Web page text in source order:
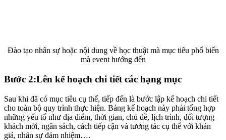
Đào tạo nhân sự hoặc nội dung về học thuật mà mục tiêu phổ biến
mà event hướng đến
Bước 2:Lên kế hoạch chi tiết các hạng mục
Sau khi đã có mục tiêu cụ thể, tiếp đến là bước lập kế hoạch chi tiết
cho toàn bộ quy trình thực hiện. Bảng kế hoạch này phải tổng hợp
những yếu tố như địa điểm, thời gian, chủ đề, lịch trình, đối tượng
khách mời, ngân sách, cách tiếp cận và tương tác cụ thể với khán
giả, nhân sự đảm nhiệm….